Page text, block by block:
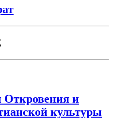
Откровения и
культуры